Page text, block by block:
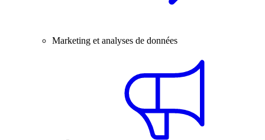
Marketing et analyses de données